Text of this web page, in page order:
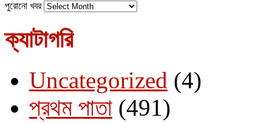
পুরোনো খবর
ক্যাটাগরি
Uncategorized (4)
প্রথম পাতা (491)